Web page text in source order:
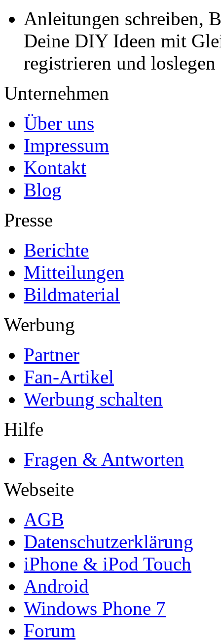
Anleitungen schreiben,
Deine DIY Ideen mit
registrieren und loslegen
Unternehmen
Über uns
Impressum
Kontakt
Blog
Presse
Berichte
Mitteilungen
Bildmaterial
Werbung
Partner
Fan-Artikel
Werbung schalten
Hilfe
Fragen & Antworten
Webseite
AGB
Datenschutzerklärung
iPhone & iPod Touch
Android
Windows Phone 7
Forum